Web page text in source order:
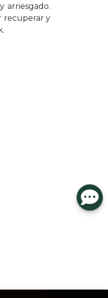
arriesgado.
recuperar y